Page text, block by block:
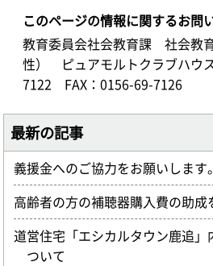
このページの情報に関するお問
教育委員会社会教育課 社会教
性） ピュアモルトクラブハウ
7122
FAX：0156-69-7126
最新の記事
義援金へのご協力をお願いします。
高齢者の方の補聴器購入費の助成
道営住宅「エシカルタウン鹿追
ついて